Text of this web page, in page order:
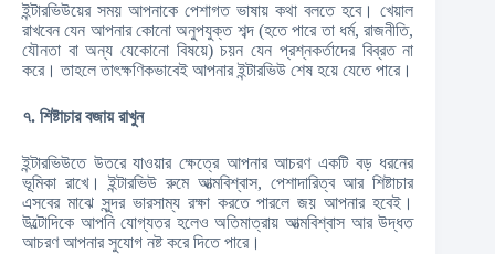
ইন্টারভিউয়ের সময় আপনাকে পেশাগত ভাষায় কথা বলতে হবে। খেয়াল
রাখবেন যেন আপনার কোনো অনুপযুক্ত শব্দ (হতে পারে তা ধর্ম, রাজনীতি,
যৌনতা বা অন্য যেকোনো বিষয়ে) চয়ন যেন প্রশ্নকর্তাদের বিব্রত না
করে। তাহলে তাৎক্ষণিকভাবেই আপনার ইন্টারভিউ শেষ হয়ে যেতে পারে।
৭. শিষ্টাচার বজায় রাখুন
ইন্টারভিউতে উতরে যাওয়ার ক্ষেত্রে আপনার আচরণ একটি বড় ধরনের
ভূমিকা রাখে। ইন্টারভিউ রুমে আত্মবিশ্বাস, পেশাদারিত্ব আর শিষ্টাচার
এসবের মাঝে সুন্দর ভারসাম্য রক্ষা করতে পারলে জয় আপনার হবেই।
উল্টোদিকে আপনি যোগ্যতর হলেও অতিমাত্রায় আত্মবিশ্বাস আর উদ্ধত
আচরণ আপনার সুযোগ নষ্ট করে দিতে পারে।